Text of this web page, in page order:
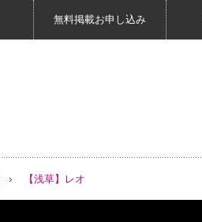
無料掲載お申し込み
【浅草】レオ